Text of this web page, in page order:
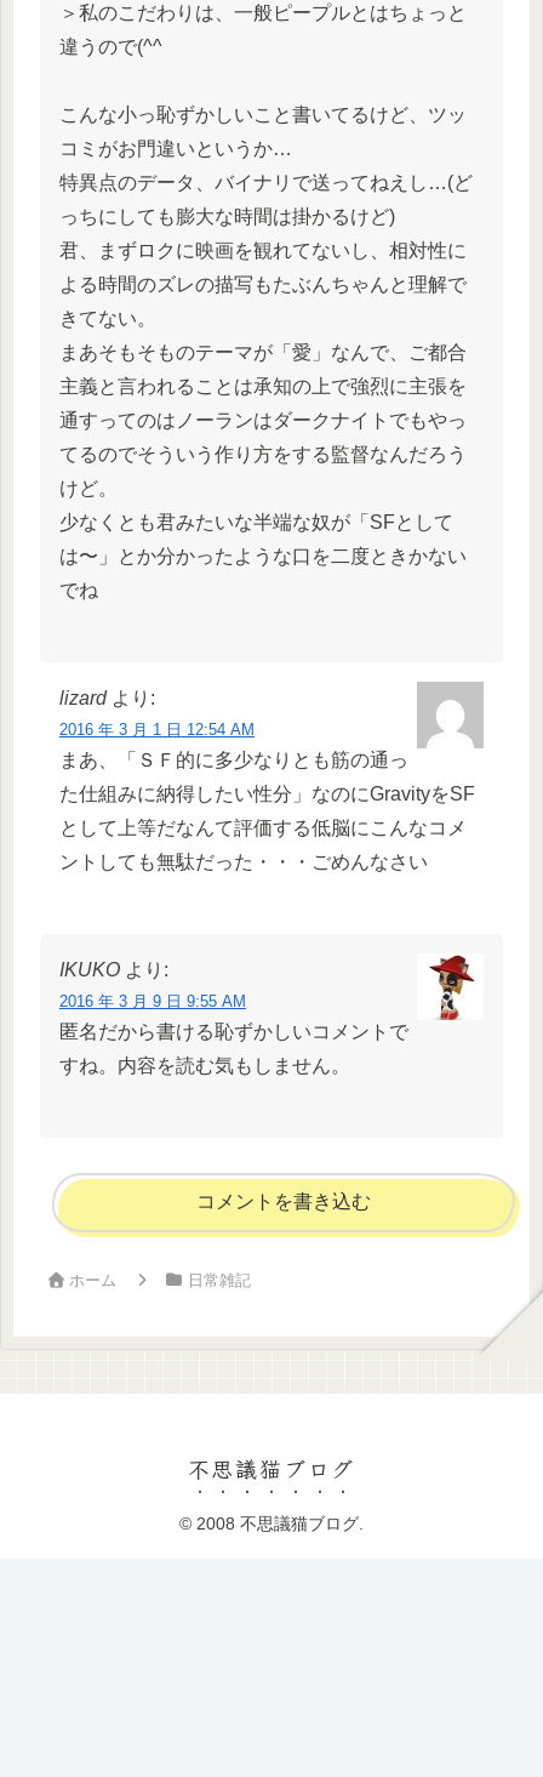
＞私のこだわりは、一般ピープルとはちょっと
違うので(^^ゞ
こんな小っ恥ずかしいこと書いてるけど、ツッ
コミがお門違いというか…
特異点のデータ、バイナリで送ってねえし…(ど
っちにしても膨大な時間は掛かるけど)
君、まずロクに映画を観れてないし、相対性に
よる時間のズレの描写もたぶんちゃんと理解で
きてない。
まあそもそものテーマが「愛」なんで、ご都合
主義と言われることは承知の上で強烈に主張を
通すってのはノーランはダークナイトでもやっ
てるのでそういう作り方をする監督なんだろう
けど。
少なくとも君みたいな半端な奴が「SFとして
は〜」とか分かったような口を二度ときかない
でね
lizard より:
2016 年 3 月 1 日 12:54 AM
まあ、「ＳＦ的に多少なりとも筋の通っ
た仕組みに納得したい性分」なのにGravityをSF
として上等だなんて評価する低脳にこんなコメ
ントしても無駄だった・・・ごめんなさい
IKUKO より:
2016 年 3 月 9 日 9:55 AM
匿名だから書ける恥ずかしいコメントで
すね。内容を読む気もしません。
コメントを書き込む
ホーム 日常雑記
不思議猫ブログ
© 2008 不思議猫ブログ.